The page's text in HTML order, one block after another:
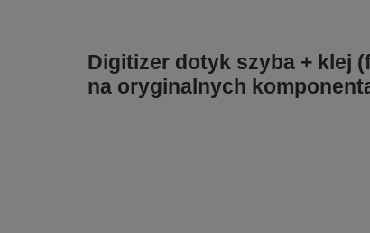
Digitizer dotyk szyba + klej
na oryginalnych